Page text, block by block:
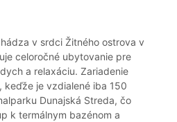
v srdci Žitného ostrova v
celoročné ubytovanie pre
a relaxáciu. Zariadenie
keďže je vzdialené iba 150
Dunajská Streda, čo
k termálnym bazénom a